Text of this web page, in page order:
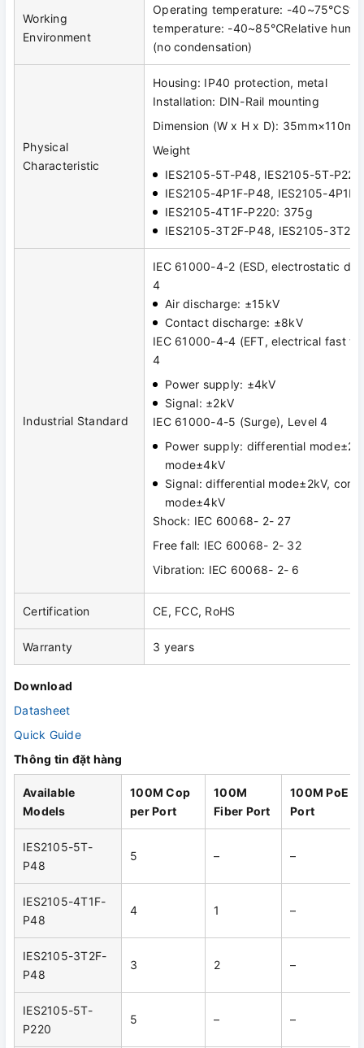
Working
Environment
Operating temperature: -
temperature: -40~85℃Relative
(no condensation)
Physical
Characteristic
Housing: IP40 protection, metal
Installation: DIN-Rail mounting
Dimension (W x H x D):
Weight
IES2105-5T-P48, IES2105-5T-
IES2105-4P1F-P48, IES2105-
IES2105-4T1F-P220: 375g
IES2105-3T2F-P48, IES2105-
Industrial Standard
IEC 61000-4-2 (ESD, electrostatic
4
Air discharge: ±15kV
Contact discharge: ±8kV
IEC 61000-4-4 (EFT, electrical fast
4
Power supply: ±4kV
Signal: ±2kV
IEC 61000-4-5 (Surge), Level 4
Power supply: differential
mode±4kV
Signal: differential mode±2kV,
mode±4kV
Shock: IEC 60068- 2- 27
Free fall: IEC 60068- 2- 32
Vibration: IEC 60068- 2- 6
Certification CE, FCC, RoHS
Warranty 3 years
Download
Datasheet
Quick Guide
Thông tin đặt hàng
Available
Models
100MCop
per Port
100M
Fiber Port
100M PoE
Port
IES2105-5T-
P48
5 – –
IES2105-4T1F-
P48
4 1 –
IES2105-3T2F-
P48
3 2 –
IES2105-5T-
P220
5 – –